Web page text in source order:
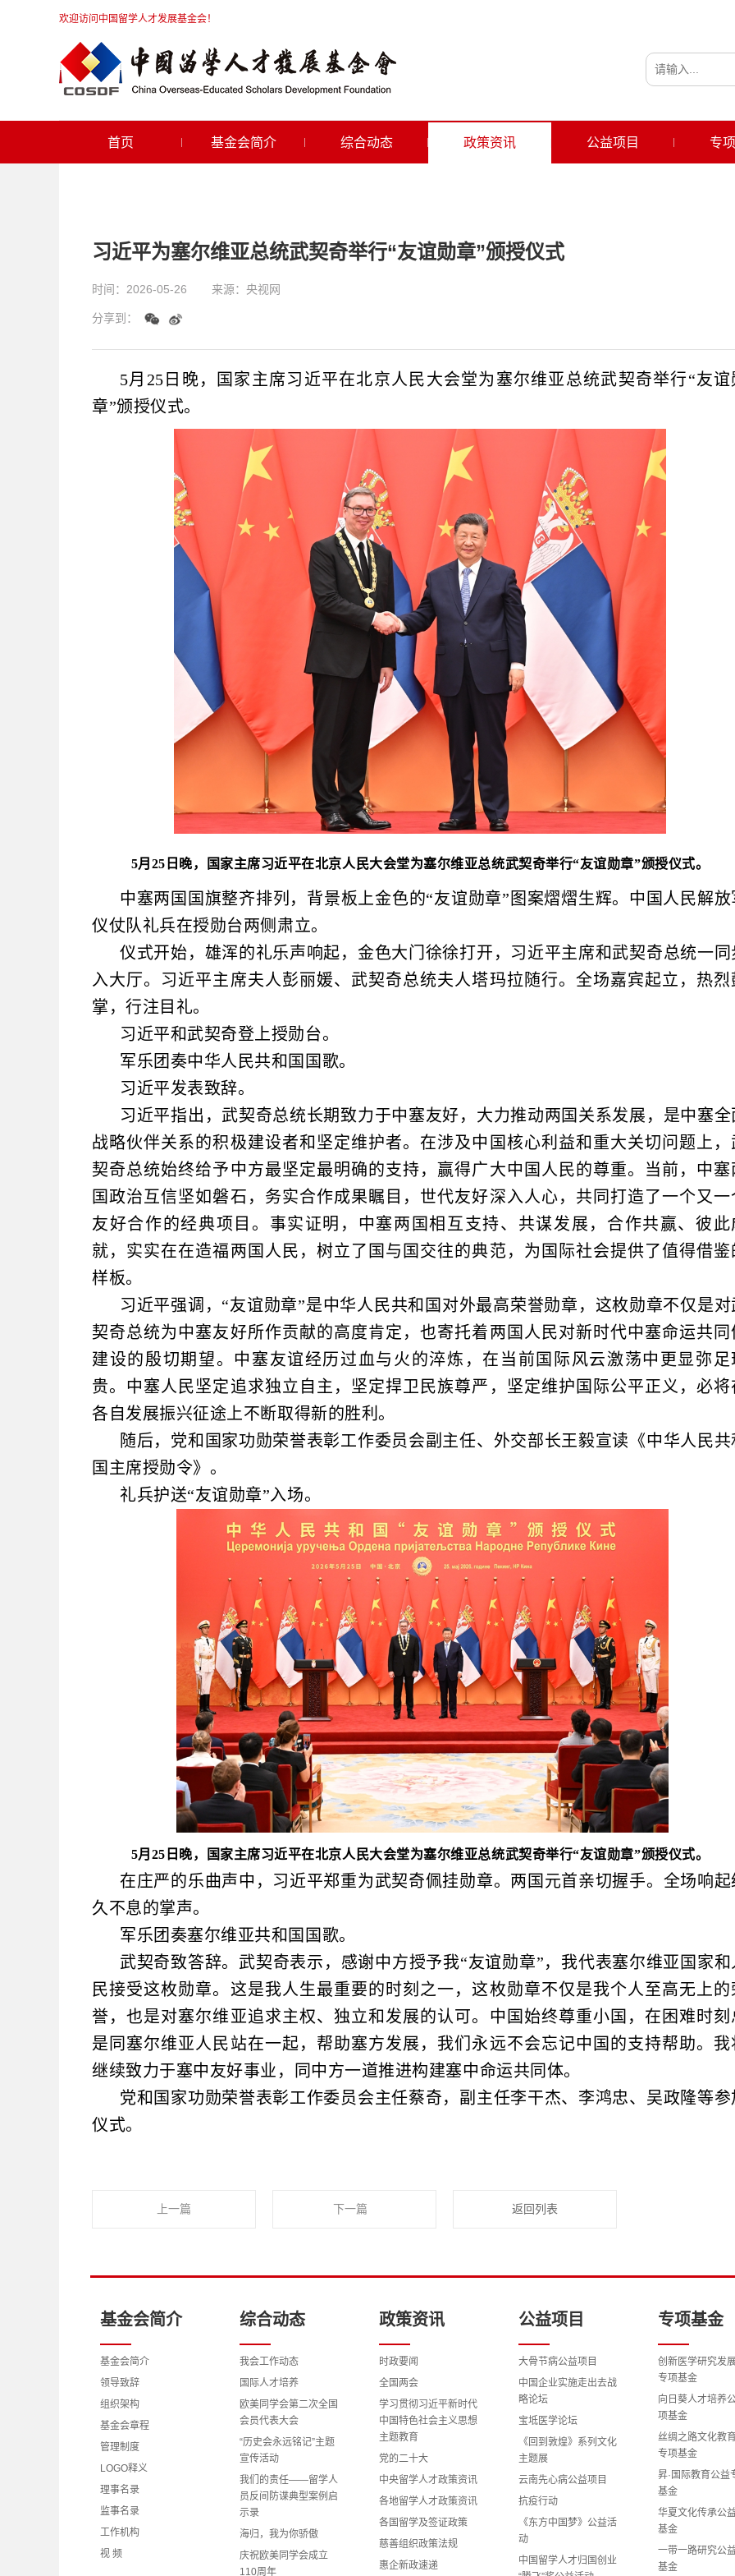
欢迎访问中国留学人才发展基金会！
首页 基金会简介 综合动态 政策资讯 公益项目 专
习近平为塞尔维亚总统武契奇举行“友谊勋章”颁授仪式
时间： 2026-05-26 来源： 央视网
分享到：
5月 25 日晚，国家主席习近平在北京人民大会堂为塞尔维亚总统武契奇举行“友谊
章”颁授仪式。
5月25日晚，国家主席习近平在北京人民大会堂为塞尔维亚总统武契奇举行“友谊勋章”颁授仪式。
中塞两国国旗整齐排列，背景板上金色的“友谊勋章”图案熠熠生辉。中国人民解放
仪仗队礼兵在授勋台两侧肃立。
仪式开始，雄浑的礼乐声响起，金色大门徐徐打开，习近平主席和武契奇总统一同
入大厅。习近平主席夫人彭丽媛、武契奇总统夫人塔玛拉随行。全场嘉宾起立，热烈
掌，行注目礼。
习近平和武契奇登上授勋台。
军乐团奏中华人民共和国国歌。
习近平发表致辞。
习近平指出，武契奇总统长期致力于中塞友好，大力推动两国关系发展，是中塞全
战略伙伴关系的积极建设者和坚定维护者。在涉及中国核心利益和重大关切问题上，
契奇总统始终给予中方最坚定最明确的支持，赢得广大中国人民的尊重。当前，中塞
国政治互信坚如磐石，务实合作成果瞩目，世代友好深入人心，共同打造了一个又一
友好合作的经典项目。事实证明，中塞两国相互支持、共谋发展，合作共赢、彼此
就，实实在在造福两国人民，树立了国与国交往的典范，为国际社会提供了值得借鉴
样板。
习近平强调，“友谊勋章”是中华人民共和国对外最高荣誉勋章，这枚勋章不仅是对
契奇总统为中塞友好所作贡献的高度肯定，也寄托着两国人民对新时代中塞命运共同
建设的殷切期望。中塞友谊经历过血与火的淬炼，在当前国际风云激荡中更显弥足
贵。中塞人民坚定追求独立自主，坚定捍卫民族尊严，坚定维护国际公平正义，必将
各自发展振兴征途上不断取得新的胜利。
随后，党和国家功勋荣誉表彰工作委员会副主任、外交部长王毅宣读《中华人民共
国主席授勋令》。
礼兵护送“友谊勋章”入场。
5月25日晚，国家主席习近平在北京人民大会堂为塞尔维亚总统武契奇举行“友谊勋章”颁授仪式。
在庄严的乐曲声中，习近平郑重为武契奇佩挂勋章。两国元首亲切握手。全场响起
久不息的掌声。
军乐团奏塞尔维亚共和国国歌。
武契奇致答辞。武契奇表示，感谢中方授予我“友谊勋章”，我代表塞尔维亚国家和
民接受这枚勋章。这是我人生最重要的时刻之一，这枚勋章不仅是我个人至高无上的
誉，也是对塞尔维亚追求主权、独立和发展的认可。中国始终尊重小国，在困难时刻
是同塞尔维亚人民站在一起，帮助塞方发展，我们永远不会忘记中国的支持帮助。我
继续致力于塞中友好事业，同中方一道推进构建塞中命运共同体。
党和国家功勋荣誉表彰工作委员会主任蔡奇，副主任李干杰、李鸿忠、吴政隆等参
仪式。
上一篇 下一篇 返回列表
基金会简介
基金会简介
领导致辞
组织架构
基金会章程
管理制度
LOGO释义
理事名录
监事名录
工作机构
视 频
综合动态
我会工作动态
国际人才培养
欧美同学会第二次全国
会员代表大会
“历史会永远铭记”主题
宣传活动
我们的责任——留学人
员反间防谍典型案例启
示录
海归，我为你骄傲
庆祝欧美同学会成立
110周年
政策资讯
时政要闻
全国两会
学习贯彻习近平新时代
中国特色社会主义思想
主题教育
党的二十大
中央留学人才政策资讯
各地留学人才政策资讯
各国留学及签证政策
慈善组织政策法规
惠企新政速递
公益项目
大骨节病公益项目
中国企业实施走出去战
略论坛
宝坻医学论坛
《回到敦煌》系列文化
主题展
云南先心病公益项目
抗疫行动
《东方中国梦》公益活
动
中国留学人才归国创业
专项基金
创新医学研究发
专项基金
向日葵人才培养
项基金
丝绸之路文化教
专项基金
昇·国际教育公益
基金
华夏文化传承公
基金
一带一路研究公
基金